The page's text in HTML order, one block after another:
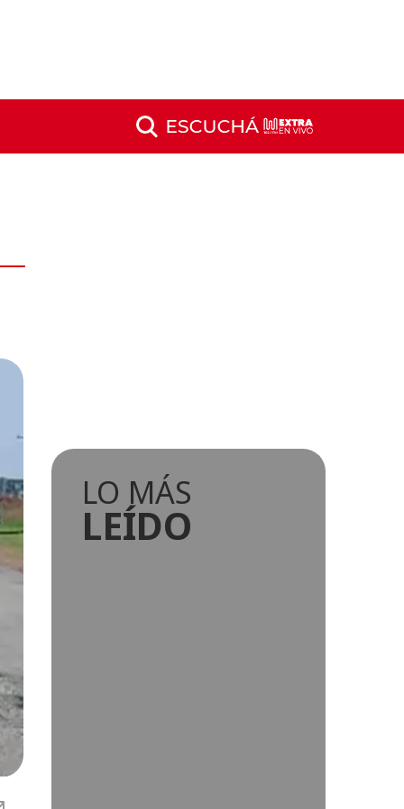
LO MÁS
LEÍDO